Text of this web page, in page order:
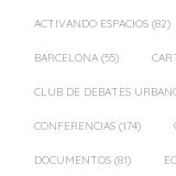
ACTIVANDO ESPACIOS (82)
BARCELONA (55)
CLUB DE DEBATES
CONFERENCIAS (174)
DOCUMENTOS (81)